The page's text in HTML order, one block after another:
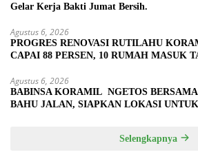
Gelar Kerja Bakti Jumat Bersih.
Agustus 6, 2026
PROGRES RENOVASI RUTILAHU
CAPAI 88 PERSEN, 10 RUMAH MASUK
Agustus 6, 2026
BABINSA KORAMIL NGETOS
BAHU JALAN, SIAPKAN LOKASI
Selengkapnya